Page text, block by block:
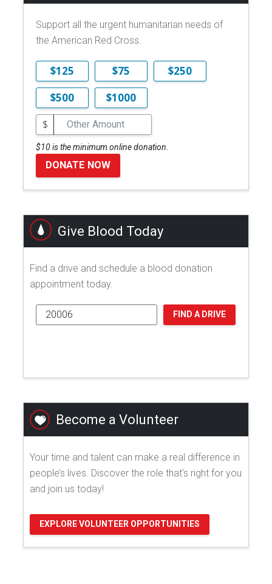
Support all the urgent humanitarian needs of
the American Red Cross.
$125 $75
$250
$500
$1000
$
$10 is the minimum online donation.
DONATE NOW
Give Blood Today
Find a drive and schedule a blood donation
appointment today.
FIND A DRIVE
Become a Volunteer
Your time and talent can make a real difference in
people’s lives. Discover the role that's right for you
and join us today!
EXPLORE VOLUNTEER OPPORTUNITIES